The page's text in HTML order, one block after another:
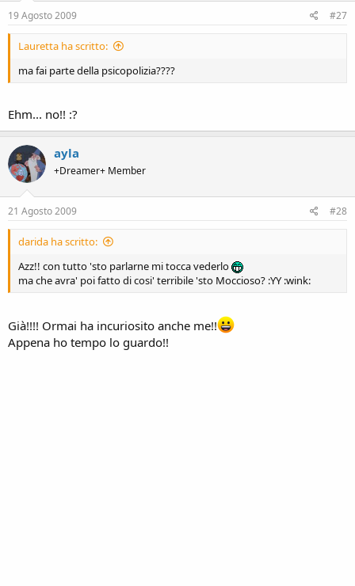
19 Agosto 2009 #27
Lauretta ha scritto:
ma fai parte della psicopolizia????
Ehm... no!! :?
ayla
+Dreamer+ Member
21 Agosto 2009 #28
darida ha scritto:
Azz!! con tutto 'sto parlarne mi tocca vederlo
ma che avra' poi fatto di cosi' terribile 'sto Moccioso? :YY :wink:
Già!!!! Ormai ha incuriosito anche me!!
Appena ho tempo lo guardo!!